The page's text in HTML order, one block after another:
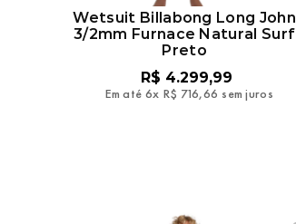
Wetsuit Billabong Long John
3/2mm Furnace Natural Surf
Preto
R$ 4.299,99
Em até 6x R$ 716,66 sem juros